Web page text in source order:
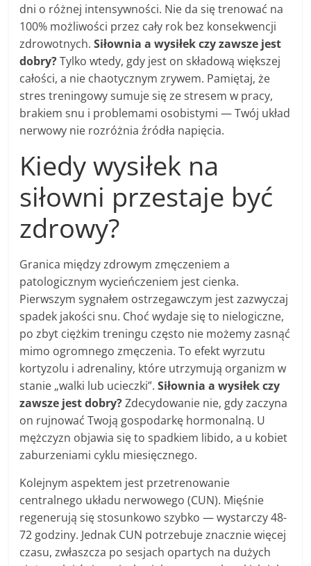
dni o różnej intensywności. Nie da się trenować na
100% możliwości przez cały rok bez konsekwencji
zdrowotnych.Siłownia a wysiłek czy zawsze jest
dobry?Tylko wtedy, gdy jest on składową większej
całości, a nie chaotycznym zrywem. Pamiętaj, że
stres treningowy sumuje się ze stresem w pracy,
brakiem snu i problemami osobistymi — Twój układ
nerwowy nie rozróżnia źródła napięcia.
Kiedy wysiłek na
siłowni przestaje być
zdrowy?
Granica między zdrowym zmęczeniem a
patologicznym wycieńczeniem jest cienka.
Pierwszym sygnałem ostrzegawczym jest zazwyczaj
spadek jakości snu. Choć wydaje się to nielogiczne,
po zbyt ciężkim treningu często nie możemy zasnąć
mimo ogromnego zmęczenia. To efekt wyrzutu
kortyzolu i adrenaliny, które utrzymują organizm w
stanie „walki lub ucieczki”.Siłownia a wysiłek czy
zawsze jest dobry?Zdecydowanie nie, gdy zaczyna
on rujnować Twoją gospodarkę hormonalną. U
mężczyzn objawia się to spadkiem libido, a u kobiet
zaburzeniami cyklu miesięcznego.
Kolejnym aspektem jest przetrenowanie
centralnego układu nerwowego (CUN). Mięśnie
regenerują się stosunkowo szybko — wystarczy 48-
72 godziny. Jednak CUN potrzebuje znacznie więcej
czasu, zwłaszcza po sesjach opartych na dużych